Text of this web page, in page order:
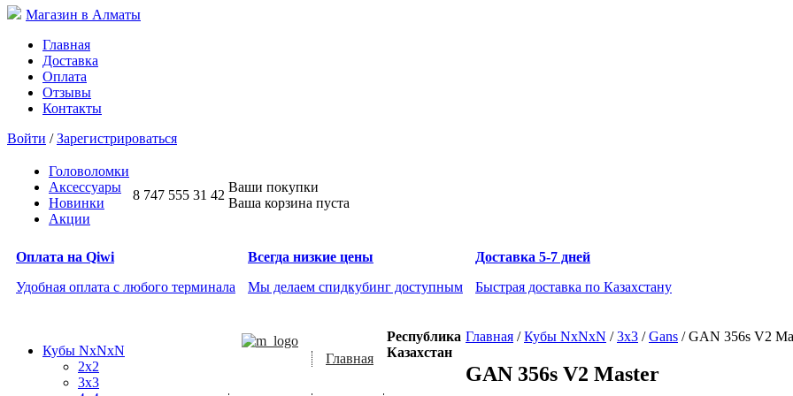
Магазин в Алматы
Главная
Доставка
Оплата
Отзывы
Контакты
Войти /Зарегистрироваться
Головоломки
Аксессуары
Новинки
Акции
8 747 555 31 42
Ваши покупки
Ваша корзина пуста
Оплата на Qiwi
Удобная оплата с любого терминала
Всегда низкие цены
Мы делаем спидкубинг доступным
Доставка 5-7 дней
Быстрая доставка по Казахстану
Кубы NxNxN
2x2
3x3
Главная / Кубы NxNxN / 3x3 / Gans /GAN 356s V2
GAN 356s V2 Master
Главная
Республика
Казахстан